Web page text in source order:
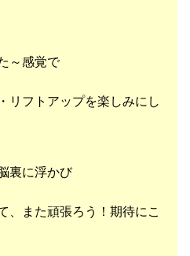
～感覚で
リフトアップを楽しみにし
裏に浮かび
、また頑張ろう！期待にこ